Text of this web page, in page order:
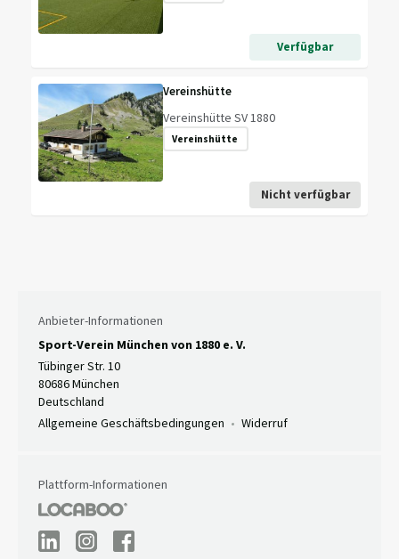
Verfügbar
Vereinshütte
Vereinshütte SV 1880
Vereinshütte
Nicht verfügbar
Anbieter-Informationen
Sport-Verein München von 1880 e. V.
Tübinger Str. 10
80686 München
Deutschland
Allgemeine Geschäftsbedingungen
Widerruf
Plattform-Informationen